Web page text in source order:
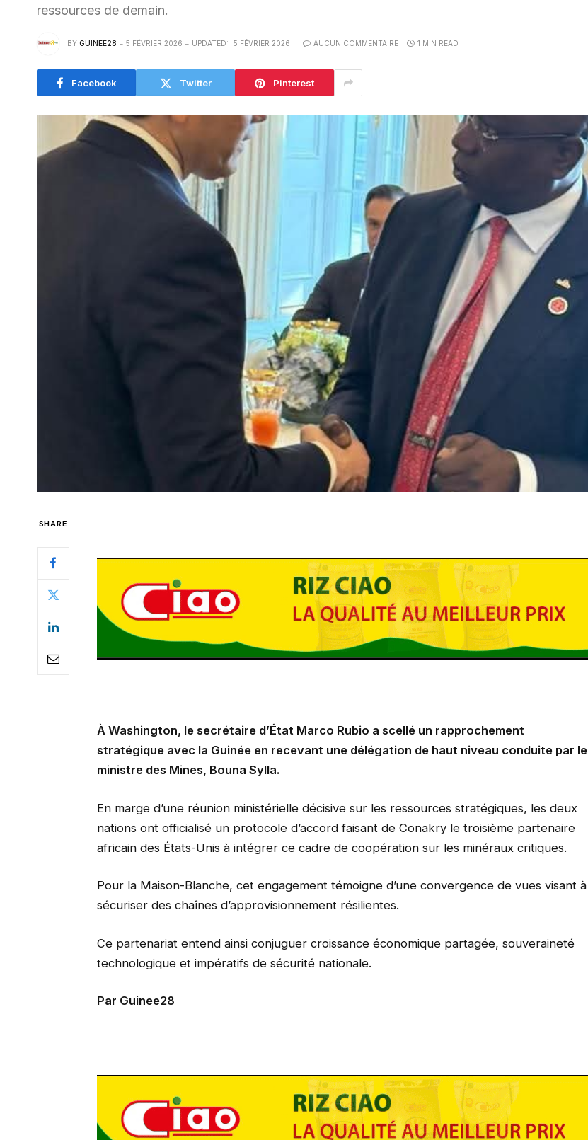
ressources de demain.
BY GUINEE28 5 FÉVRIER 2026 UPDATED: 5 FÉVRIER 2026 AUCUN COMMENTAIRE 1 MIN READ
Facebook Twitter Pinterest
SHARE
À Washington, le secrétaire d’État Marco Rubio a scellé un rapprochement
stratégique avec la Guinée en recevant une délégation de haut niveau conduite par le
ministre des Mines, Bouna Sylla.
En marge d’une réunion ministérielle décisive sur les ressources stratégiques, les deux
nations ont officialisé un protocole d’accord faisant de Conakry le troisième partenaire
africain des États-Unis à intégrer ce cadre de coopération sur les minéraux critiques.
Pour la Maison-Blanche, cet engagement témoigne d’une convergence de vues visant à
sécuriser des chaînes d’approvisionnement résilientes.
Ce partenariat entend ainsi conjuguer croissance économique partagée, souveraineté
technologique et impératifs de sécurité nationale.
Par Guinee28